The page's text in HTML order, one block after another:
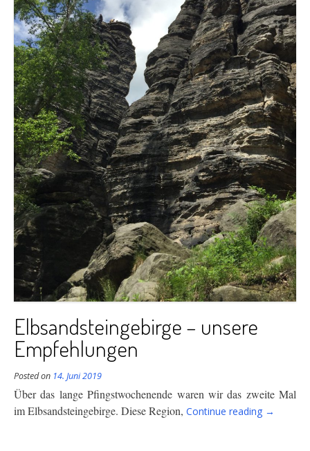
Elbsandsteingebirge – unsere
Empfehlungen
Posted on 14. Juni 2019
Über das lange Pfingstwochenende waren wir das zweite Mal
im Elbsandsteingebirge. Diese Region, Continue reading →